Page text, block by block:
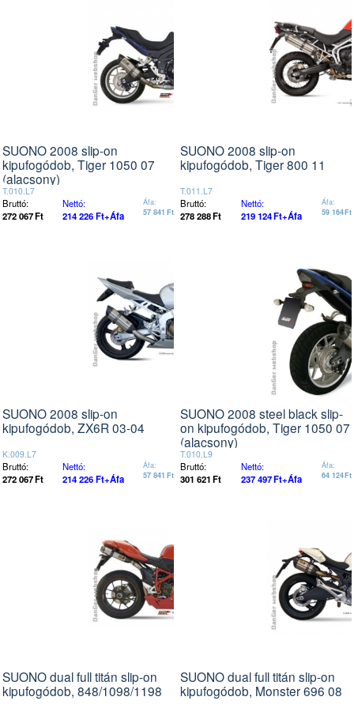
SUONO 2008 slip-on
kipufogódob, Tiger 1050 07
(alacsony)
T.010.L7
Bruttó:
272 067Ft
Nettó:
214 226Ft+Áfa
Áfa:
57 841 Ft
SUONO 2008 slip-on
kipufogódob, Tiger 800 11
T.011.L7
Bruttó:
278 288Ft
Nettó:
219 124Ft+Áfa
Áfa:
59 164Ft
SUONO 2008 slip-on
kipufogódob, ZX6R 03-04
K.009.L7
Bruttó:
272 067Ft
Nettó:
214 226Ft+Áfa
Áfa:
57 841 Ft
SUONO 2008 steel black slip-
on kipufogódob, Tiger 1050 07
(alacsony)
T.010.L9
Bruttó:
301 621Ft
Nettó:
237 497Ft+Áfa
Áfa:
64 124Ft
SUONO dual full titán slip-on
kipufogódob, 848/1098/1198
SUONO dual full titán slip-on
kipufogódob, Monster 696 08